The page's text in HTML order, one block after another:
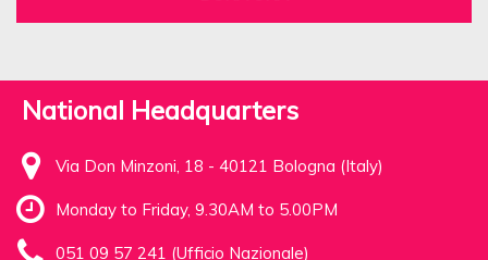
National Headquarters
Via Don Minzoni, 18 - 40121 Bologna (Italy)
Monday to Friday, 9.30AM to 5.00PM
051 09 57 241 (Ufficio Nazionale)